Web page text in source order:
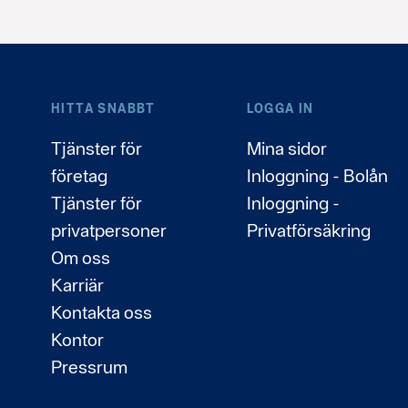
HITTA SNABBT
Tjänster för
företag
Tjänster för
privatpersoner
Om oss
Karriär
Kontakta oss
Kontor
Pressrum
LOGGA IN
Mina sidor
Inloggning - Bolån
Inloggning -
Privatförsäkring